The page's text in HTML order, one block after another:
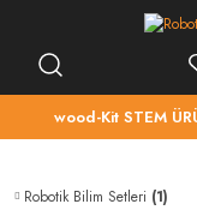
wood-Kit STEM
Robotik Bilim Setleri (1)